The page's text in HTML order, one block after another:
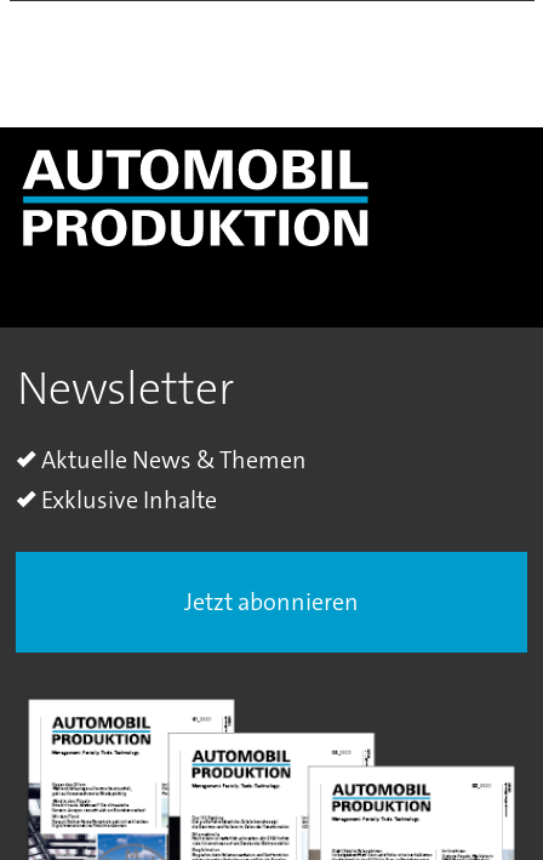
Newsletter
Aktuelle News & Themen
Exklusive Inhalte
Jetzt abonnieren